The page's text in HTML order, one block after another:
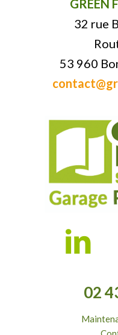
GREEN
32 rue
53 960
02